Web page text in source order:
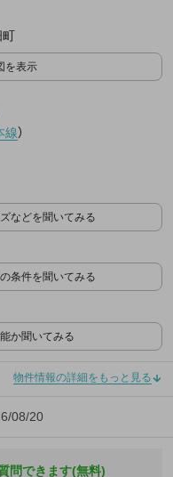
町
を表示
線）
などを聞いてみる
条件を聞いてみる
か聞いてみる
物件情報の詳細をもっと見る
08/20
問できます(無料)